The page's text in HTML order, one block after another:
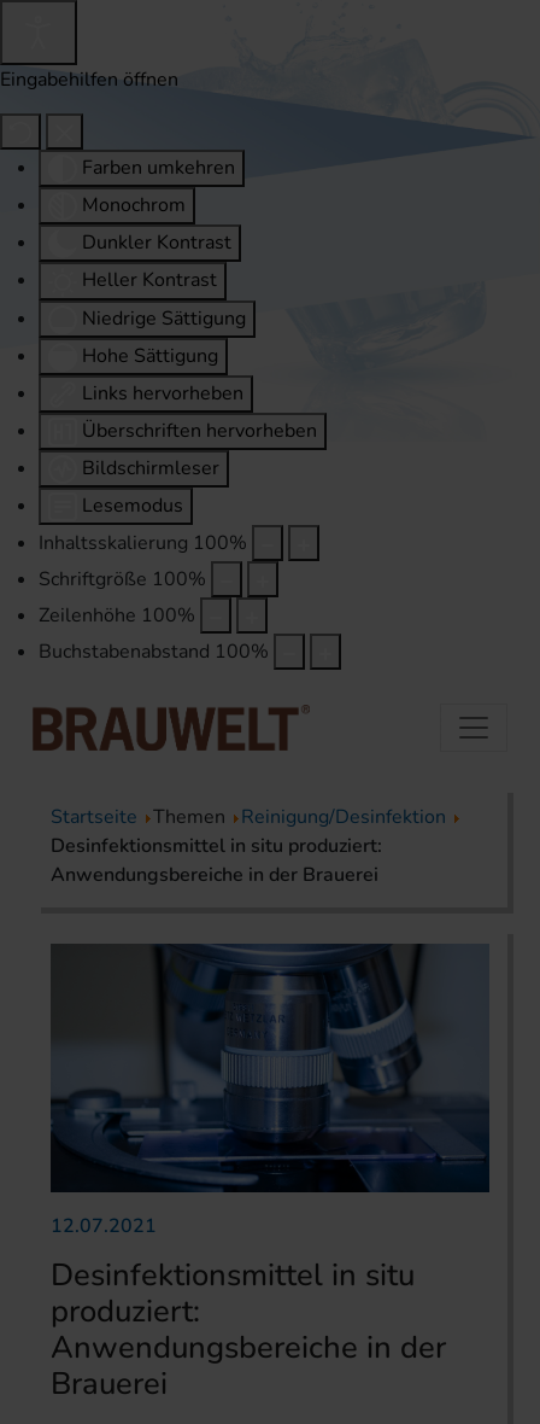
Eingabehilfen öffnen
Farben umkehren
Monochrom
Dunkler Kontrast
Heller Kontrast
Niedrige Sättigung
Hohe Sättigung
Links hervorheben
Überschriften hervorheben
Bildschirmleser
Lesemodus
Inhaltsskalierung 100%
Schriftgröße 100%
Zeilenhöhe 100%
Buchstabenabstand 100%
Startseite Themen
Reinigung/Desinfektion
Desinfektionsmittel in situ produziert:
Anwendungsbereiche in der Brauerei
12.07.2021
Desinfektionsmittel in situ
produziert:
Anwendungsbereiche in der
Brauerei